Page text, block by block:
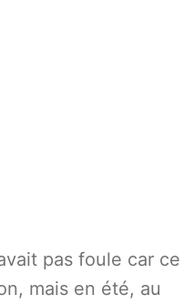
pas foule car ce
mais en été, au